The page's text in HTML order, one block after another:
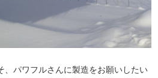
、パワフルさんに製造をお願いしたい